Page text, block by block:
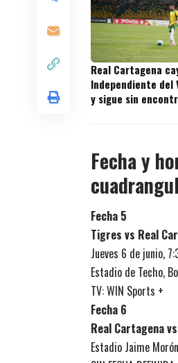
Real Cartagena
Independiente del
y sigue sin
Fecha y
Fecha 5
Tigres vs Real
Jueves 6 de junio,
Estadio de Techo,
TV: WIN Sports +
Fecha 6
Real Cartagena
Estadio Jaime